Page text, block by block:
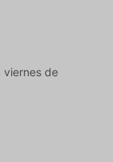
viernes de